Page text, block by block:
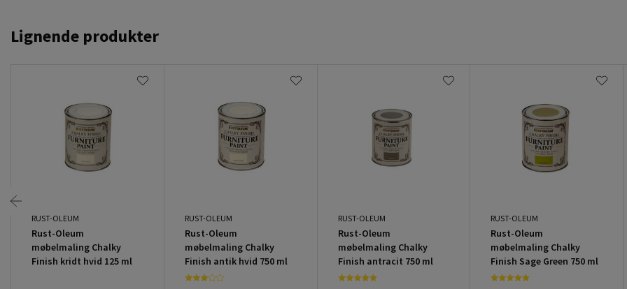
Lignende produkter
RUST-OLEUM
Rust-Oleum
møbelmaling Chalky
Finish kridt hvid 125 ml
RUST-OLEUM
Rust-Oleum
møbelmaling Chalky
Finish antik hvid 750 ml
RUST-OLEUM
Rust-Oleum
møbelmaling Chalky
Finish antracit 750 ml
RUST-OLEUM
Rust-Oleum
møbelmaling Chalky
Finish Sage Green 750 ml